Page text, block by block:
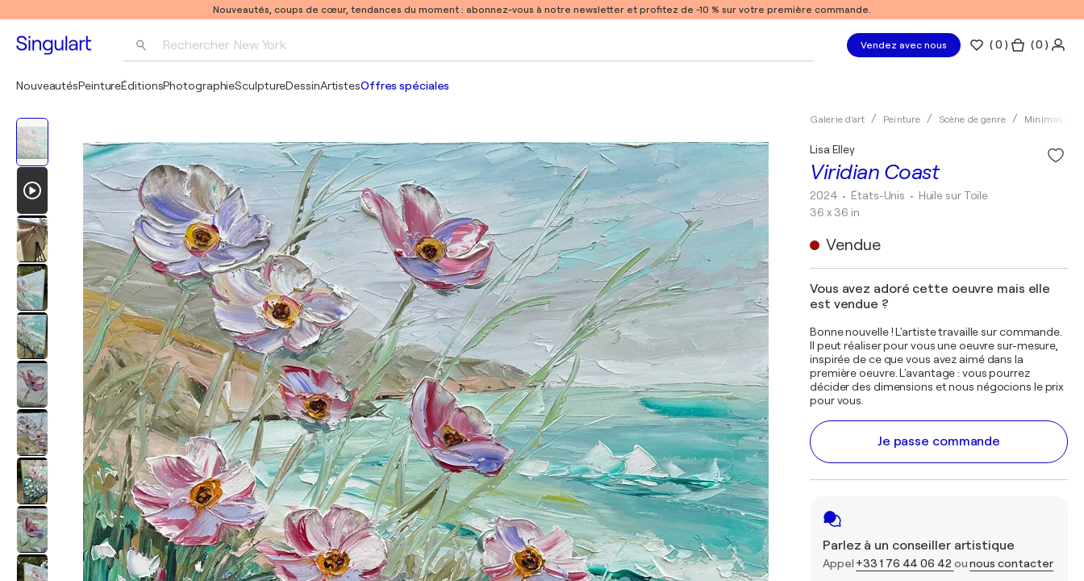
Nouveautés, coups de cœur, tendances du moment : abonnez-vous à notre newsletter et profitez de -10 % sur votre première commande.
Rechercher New York
Pablo Picasso
Vendez avec nous (0 ) ( 0 )
NouveautésPeintureÉditionsPhotographieSculptureDessinArtistesOffres spéciales
Galerie d'art Peinture Scène de genre Minimalisme
Viridian Coast
Lisa Elley
2024 • États-Unis • Huile sur Toile
36 x 36 in
Vendue
Vous avez adoré cette oeuvre mais elle
est vendue ?
Bonne nouvelle ! L'artiste travaille sur commande.
Il peut réaliser pour vous une oeuvre sur-mesure,
inspirée de ce que vous avez aimé dans la
première oeuvre. L'avantage : vous pourrez
décider des dimensions et nous négocions le prix
pour vous.
Je passe commande
Parlez à un conseiller artistique
Appel +33 1 76 44 06 42 ounous contacter